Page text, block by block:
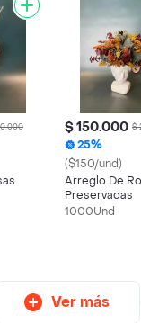
$ 150.000 $
25%
($150/und)
Arreglo De
Preservadas
1000Und
Ver más